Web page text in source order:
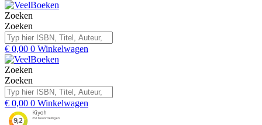
Zoeken
Zoeken
€ 0,00 0 Winkelwagen
Zoeken
Zoeken
€ 0,00 0 Winkelwagen